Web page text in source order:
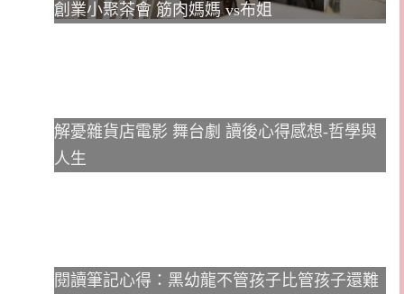
創業小聚茶會 筋肉媽媽 vs布姐
解憂雜貨店電影 舞台劇 讀後心得感想-哲學與
人生
閱讀筆記心得：黑幼龍不管孩子比管孩子還難